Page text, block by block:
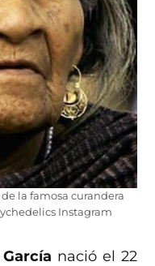
la famosa curandera
Instagram
nació el 22